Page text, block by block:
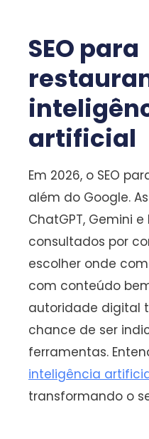
SEO para
artificial
Em 2026, o SEO
além do Google.
ChatGPT, Gemini
consultados por
escolher onde
com conteúdo
autoridade digital
chance de ser
ferramentas.
inteligência
transformando o